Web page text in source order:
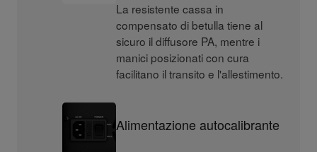
La resistente cassa in
compensato di betulla tiene al
sicuro il diffusore PA, mentre i
manici posizionati con cura
facilitano il transito e l'allestimento.
Alimentazione autocalibrante